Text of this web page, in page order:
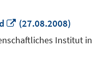
In
neuem
Fenster
(27.08.2008)
Institut in